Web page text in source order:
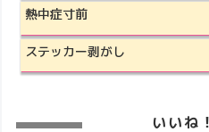
熱中症寸前
ステッカー剥がし
いいね